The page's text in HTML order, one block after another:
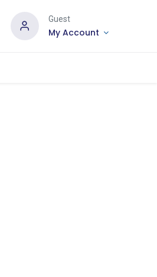
Guest
My Account